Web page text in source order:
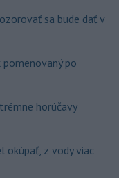
sa bude dať v
po
horúčavy
okúpať, z vody viac